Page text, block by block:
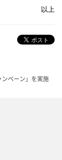
以上
ペーン」を実施